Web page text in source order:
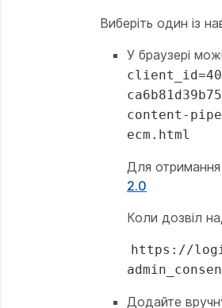
Виберіть один із
У браузері
content-
ecm.html
Для отримання
2.0
Коли дозвіл
https://
Додайте